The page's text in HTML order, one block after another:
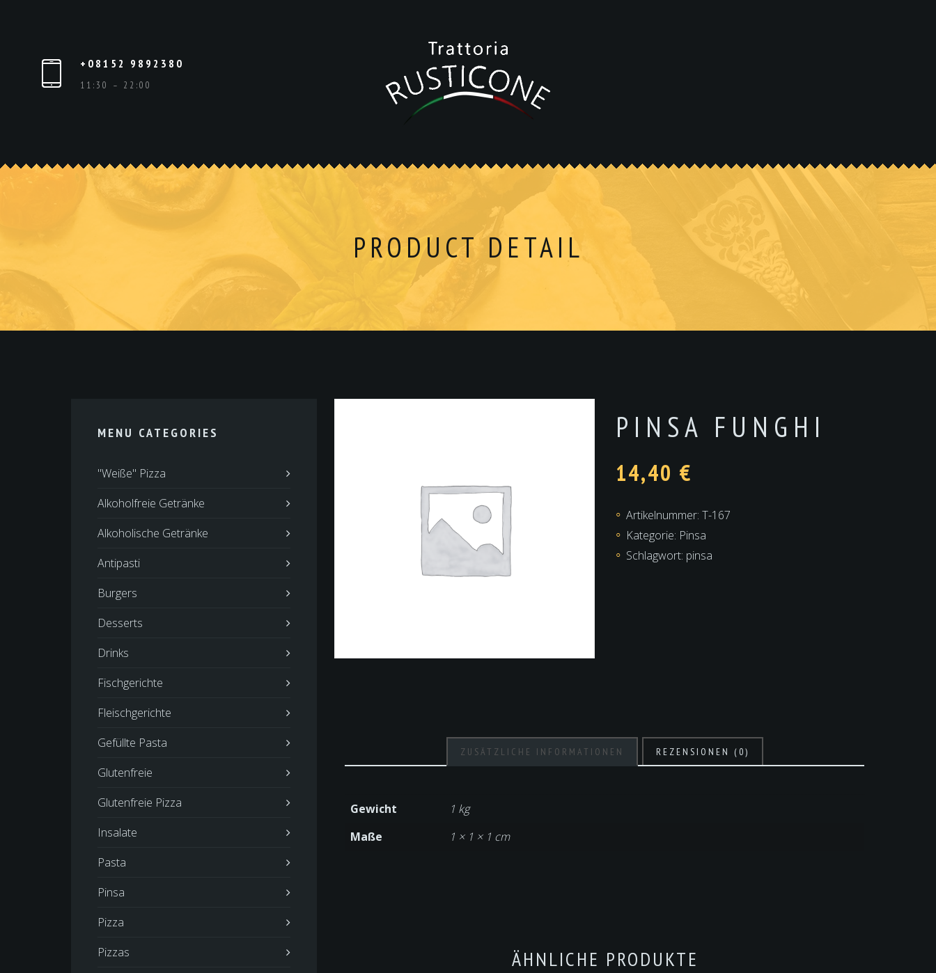
+08152 9892380
11:30 – 22:00
PRODUCT DETAIL
PINSA FUNGHI
14,40 €
Artikelnummer: T-167
Kategorie: Pinsa
Schlagwort: pinsa
ZUSÄTZLICHE INFORMATIONEN REZENSIONEN (0)
Gewicht
1 kg
Maße
1 × 1 × 1 cm
ÄHNLICHE PRODUKTE
MENU CATEGORIES
"Weiße" Pizza
Alkoholfreie Getränke
Alkoholische Getränke
Antipasti
Burgers
Desserts
Drinks
Fischgerichte
Fleischgerichte
Gefüllte Pasta
Glutenfreie
Glutenfreie Pizza
Insalate
Pasta
Pinsa
Pizza
Pizzas